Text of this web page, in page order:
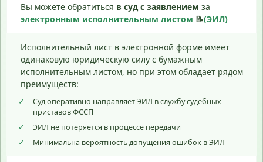
Вы можете обратиться в суд с заявлением за
электронным исполнительным листом 📝(ЭИЛ)
Исполнительный лист в электронной форме имеет
одинаковую юридическую силу с бумажным
исполнительным листом, но при этом обладает рядом
преимуществ:
✓
Суд оперативно направляет ЭИЛ в службу судебных
приставов ФССП
✓
ЭИЛ не потеряется в процессе передачи
✓
Минимальна вероятность допущения ошибок в ЭИЛ